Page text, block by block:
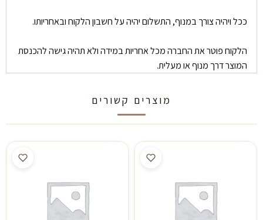
ככל ויהיה צורך במנוף, התשלום יהיה על חשבון הלקוח ובאחריותו.
הלקוח פוטר את החברה מכל אחריות במידה ולא תהיה גישה להכנסת
המוצר דרך מנוף או מעלית.
מוצרים קשורים